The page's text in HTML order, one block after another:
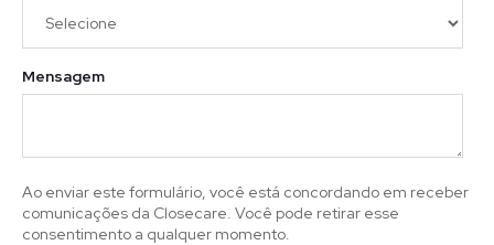
Mensagem
Ao enviar este formulário, você está concordando em receber
comunicações da Closecare. Você pode retirar esse
consentimento a qualquer momento.